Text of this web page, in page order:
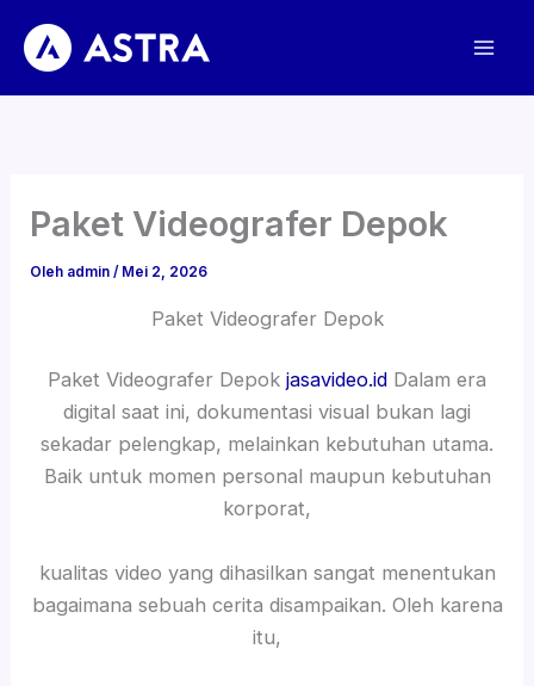
konten
Paket Videografer Depok
Oleh admin/ Mei 2, 2026
Paket Videografer Depok
Paket Videografer Depok jasavideo.id Dalam era
digital saat ini, dokumentasi visual bukan lagi
sekadar pelengkap, melainkan kebutuhan utama.
Baik untuk momen personal maupun kebutuhan
korporat,
kualitas video yang dihasilkan sangat menentukan
bagaimana sebuah cerita disampaikan. Oleh karena
itu,